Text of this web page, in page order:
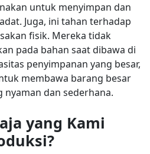
untuk menyimpan dan
Juga, ini tahan terhadap
fisik. Mereka tidak
pada bahan saat dibawa di
penyimpanan yang besar,
membawa barang besar
nyaman dan sederhana.
yang Kami